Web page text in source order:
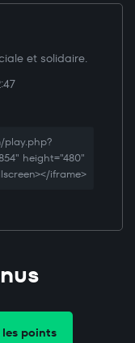
et solidaire.
play.php?
height="480"
iframe>
les points